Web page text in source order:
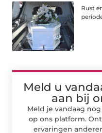
Rust
Meld u
aan bij
Meld je vandaag
op ons platform.
ervaringen